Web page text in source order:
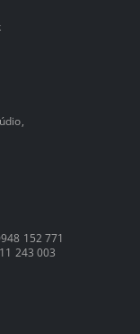
152 771
243 003